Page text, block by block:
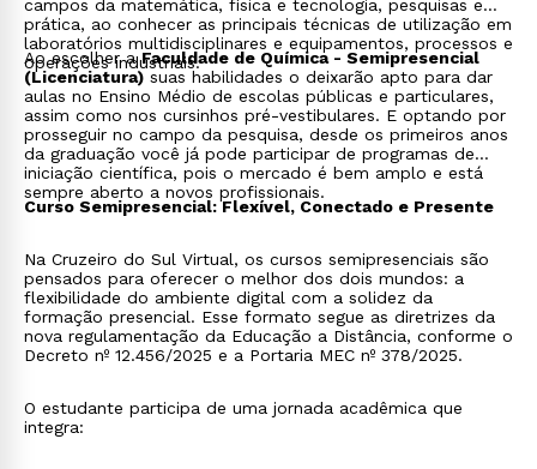
campos da matemática, física e tecnologia, pesquisas e
prática, ao conhecer as principais técnicas de utilização em
laboratórios multidisciplinares e equipamentos, processos e
operações industriais.
Ao escolher aFaculdade de Química - Semipresencial
(Licenciatura) suas habilidades o deixarão apto para dar
aulas no Ensino Médio de escolas públicas e particulares,
assim como nos cursinhos pré-vestibulares. E optando por
prosseguir no campo da pesquisa, desde os primeiros anos
da graduação você já pode participar de programas de
iniciação científica, pois o mercado é bem amplo e está
sempre aberto a novos profissionais.
Curso Semipresencial: Flexível, Conectado e Presente
Na Cruzeiro do Sul Virtual, os cursos semipresenciais são
pensados para oferecer o melhor dos dois mundos: a
flexibilidade do ambiente digital com a solidez da
formação presencial. Esse formato segue as diretrizes da
nova regulamentação da Educação a Distância, conforme o
Decreto nº 12.456/2025 e a Portaria MEC nº 378/2025.
O estudante participa de uma jornada acadêmica que
integra: